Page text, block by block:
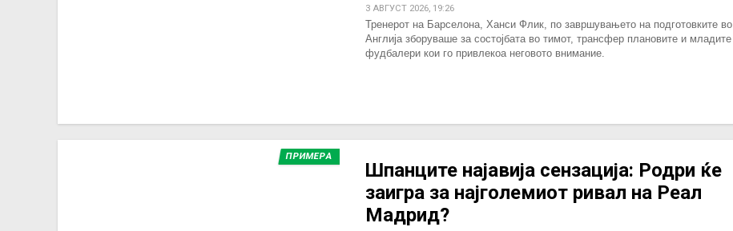
3 АВГУСТ 2026, 19:26
Тренерот на Барселона, Ханси Флик, по завршувањето на подготовките во
Англија зборуваше за состојбата во тимот, трансфер плановите и младите
фудбалери кои го привлекоа неговото внимание.
ПРИМЕРА
Шпанците најавија сензација: Родри ќе
заигра за најголемиот ривал на Реал
Мадрид?